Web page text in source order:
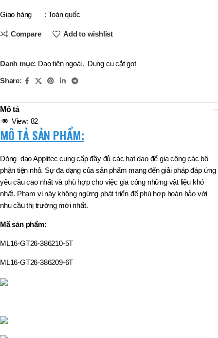
Giao hàng : Toàn quốc
Compare Add to wishlist
Danh mục: Dao tiện ngoài, Dụng cụ cắt gọt
Share:
Mô tả
View: 82
MÔ TẢ SẢN PHẨM:
Dòng dao Applitec cung cấp đầy đủ các hạt dao để gia công các bộ
phận tiện nhỏ. Sự đa dạng của sản phẩm mang đến giải pháp đáp ứng
yêu cầu cao nhất và phù hợp cho việc gia công những vật liệu khó
nhất. Phạm vi này không ngừng phát triển để phù hợp hoàn hảo với
nhu cầu thị trường mới nhất.
Mã sản phẩm:
ML16-GT26-386210-5T
ML16-GT26-386209-6T